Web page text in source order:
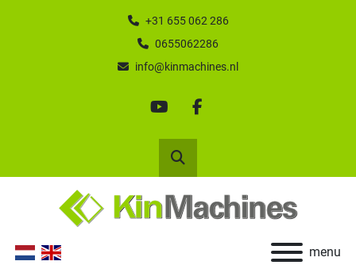
+31 655 062 286
0655062286
info@kinmachines.nl
youtubefacebook
Zoek
menu